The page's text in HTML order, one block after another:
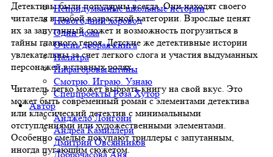
Непридуманные школьные истории
Новогодний хоровод
Один дома
Очень добрая книга
Палитра
Пифагоровы штаны
Смотрю. Играю. Узнаю
Спецпроекты Роза Хутор
Автор
Анджело Лонгони
Андреа Камиллери
Дмитрий Овсянников
Доброчасова Аня
Детективы были популярны всегда. Они находят своего
читателя в любой возрастной категории. Взрослые ценят
их за запутанный сюжет и возможность погрузиться в
тайны главного героя. Детские же детективные истории
увлекательны за счет легкого слога и участия выдуманных
персонажей в главных ролях.
Читатель легко может выбрать книгу на свой вкус. Это
может быть современный роман с элементами детектива
или классический детектив с минимальными
отступлениями или художественными элементами.
Особенно смелые покупают триллеры с запутанным,
иногда пугающим сюжетом.